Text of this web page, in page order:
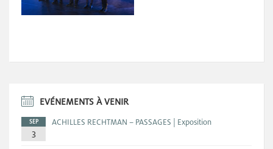
EVÉNEMENTS À VENIR
SEP
3
ACHILLES RECHTMAN – PASSAGES | Exposition